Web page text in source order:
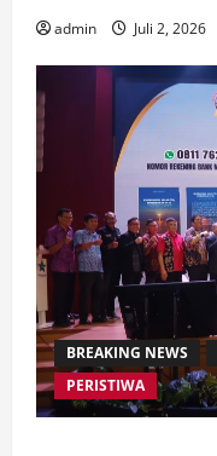
admin Juli 2, 2026
BREAKING NEWS
PERISTIWA